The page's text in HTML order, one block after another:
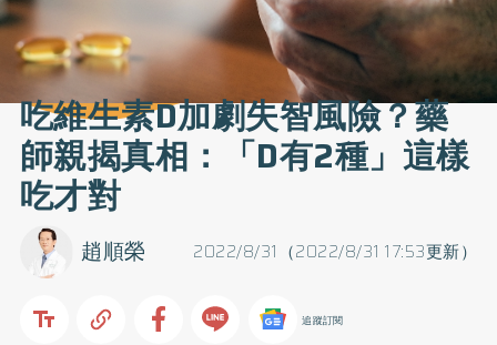
吃維生素D加劇失智風險？藥
師親揭真相：「D有2種」這樣
吃才對
2022/8/31（2022/8/31 17:53更新）
趙順榮
追蹤訂閱